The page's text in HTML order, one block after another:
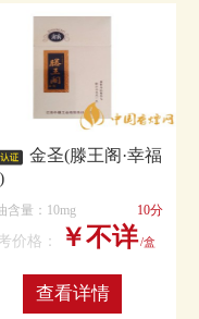
金圣(滕王阁·幸福
含量：10mg 10分
价格： ￥不详/盒
查看详情